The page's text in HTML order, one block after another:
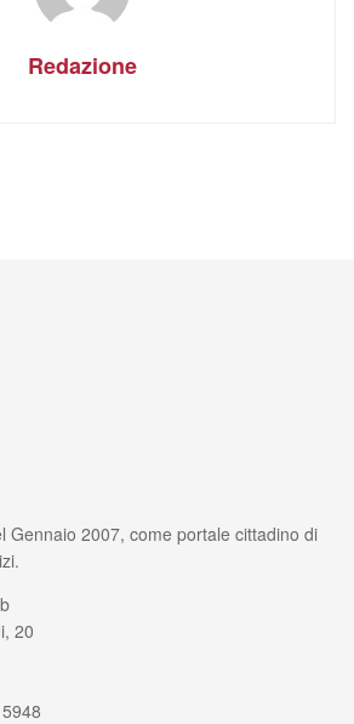
Redazione
Gennaio 2007, come portale cittadino di
20